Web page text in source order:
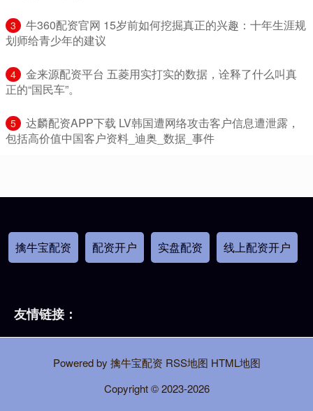
3
​牛360配资官网 15岁前如何挖掘真正的兴趣：十年生涯规
划师给青少年的建议
4
​金来源配资平台 五菱用实打实的数据，诠释了什么叫真
正的“国民车”。
5
​达麟配资APP下载 LV韩国遭网络攻击客户信息遭泄露，
包括高价值中国客户资料_迪奥_数据_事件
擒牛宝配资 配资开户 实盘配资 线上配资开户
友情链接：
Powered by 擒牛宝配资 RSS地图 HTML地图
Copyright© 2023-2026